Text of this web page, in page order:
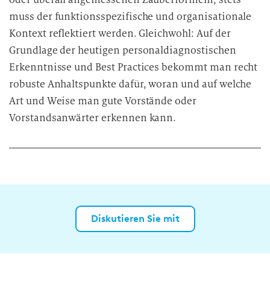
muss der funktionsspezifische und organisationale
Kontext reflektiert werden. Gleichwohl: Auf der
Grundlage der heutigen personaldiagnostischen
Erkenntnisse und Best Practices bekommt man recht
robuste Anhaltspunkte dafür, woran und auf welche
Art und Weise man gute Vorstände oder
Vorstandsanwärter erkennen kann.
Diskutieren Sie mit